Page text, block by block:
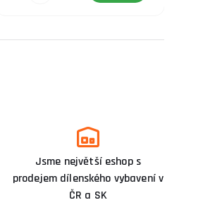
Jsme největší eshop s
prodejem dílenského vybavení v
ČR a SK